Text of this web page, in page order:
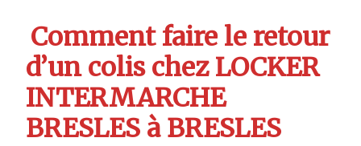
Comment faire le retour
d’un colis chez LOCKER
INTERMARCHE
BRESLES à BRESLES